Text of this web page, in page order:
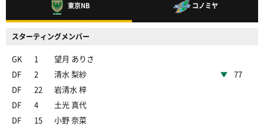
東京NB
スターティングメンバー
GK 1
望月 ありさ
DF
2 清水 梨紗
77
DF
22
岩清水 梓
DF
4
土光 真代
DF
15
小野 奈菜
コノミヤ